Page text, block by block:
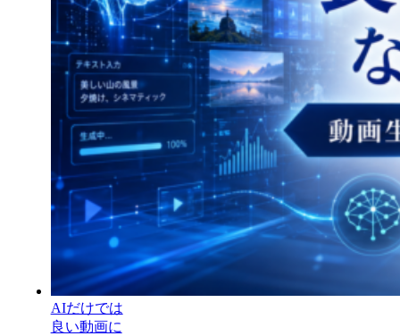
AIだけでは
良い動画に